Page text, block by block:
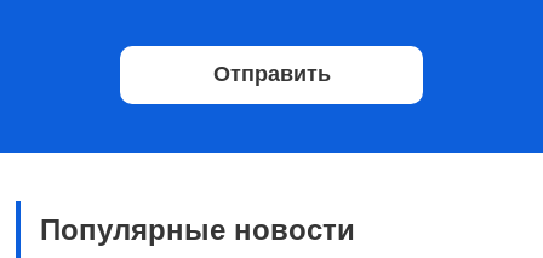
Отправить
Популярные новости